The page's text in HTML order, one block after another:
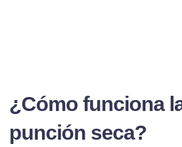
¿Cómo funciona
punción seca?